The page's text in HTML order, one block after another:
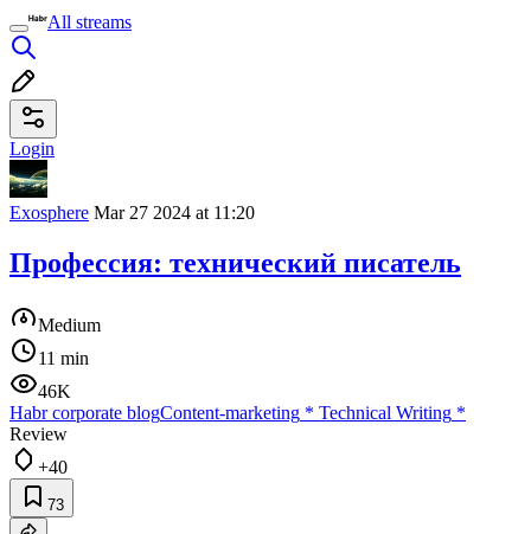
All streams
Login
Exosphere Mar 27 2024 at 11:20
Профессия: технический писатель
Medium
11 min
46K
Habr corporate blogContent-marketing * Technical Writing *
Review
+40
73